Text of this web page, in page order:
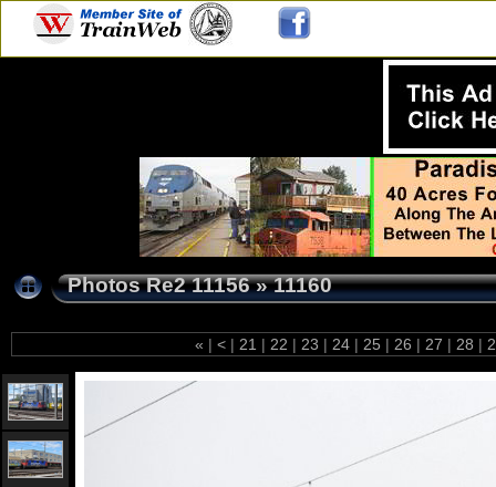
Photos Re2 11156»11160
« | < | 21 | 22 | 23 | 24 | 25 | 26 | 27 | 28 |